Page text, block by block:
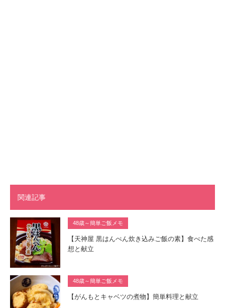
関連記事
48歳～簡単ご飯メモ
【天神屋 黒はんぺん炊き込みご飯の素】食べた感
想と献立
48歳～簡単ご飯メモ
【がんもとキャベツの煮物】簡単料理と献立